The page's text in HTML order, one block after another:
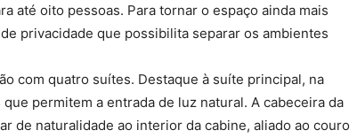
até oito pessoas. Para tornar o espaço ainda mais
privacidade que possibilita separar os ambientes
com quatro suítes. Destaque à suíte principal, na
permitem a entrada de luz natural. A cabeceira da
de naturalidade ao interior da cabine, aliado ao couro